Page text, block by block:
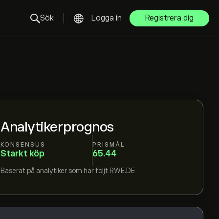
Sök Logga in Registrera dig
Analytikerprognos
KONSENSUS
Starkt köp
PRISMÅL
65.44
Baserat på analytiker som har följt RWE.DE